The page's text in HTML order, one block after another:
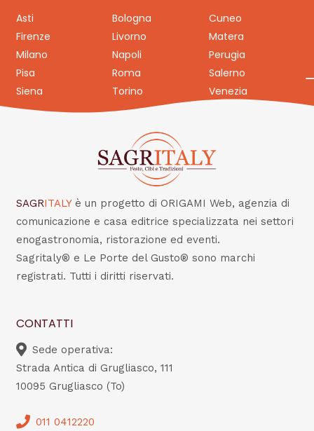
Asti Bologna
Cuneo
Firenze
Livorno
Matera
Milano
Napoli
Perugia
Pisa
Roma
Salerno
Siena
Torino Venezia
SAGRITALY è un progetto di ORIGAMI Web, agenzia di
comunicazione e casa editrice specializzata nei settori
enogastronomia, ristorazione ed eventi.
Sagritaly® e Le Porte del Gusto® sono marchi
registrati. Tutti i diritti riservati.
CONTATTI
Sede operativa:
Strada Antica di Grugliasco, 111
10095 Grugliasco (To)
011 0412220